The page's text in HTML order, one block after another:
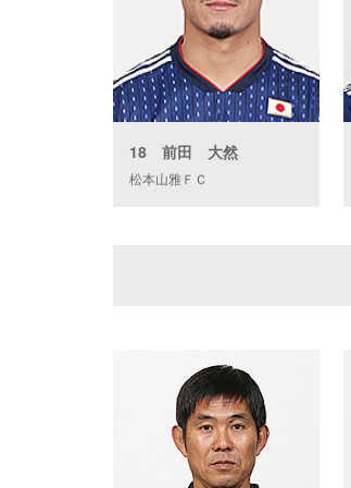
18 前田 大然
松本山雅ＦＣ